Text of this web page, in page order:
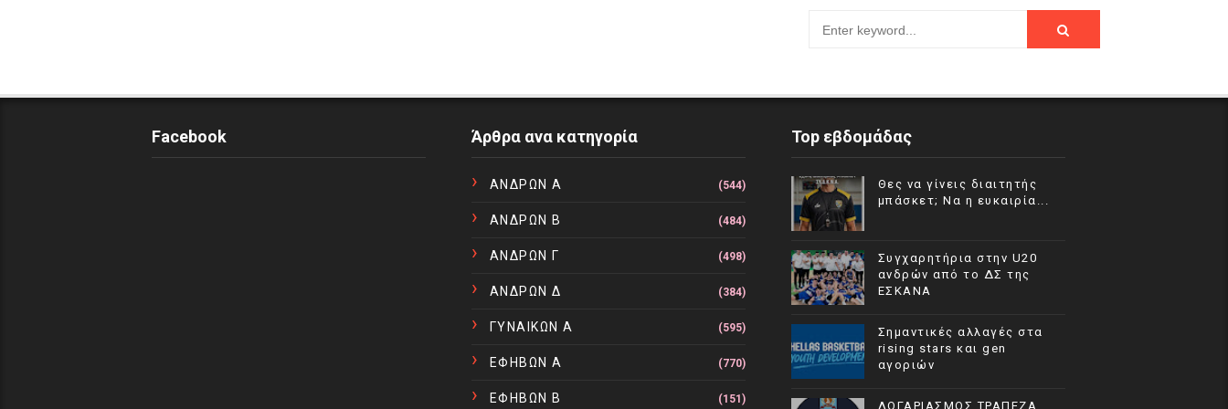
Facebook Άρθρα ανα κατηγορία
ΑΝΔΡΩΝ Α (544)
ΑΝΔΡΩΝ Β (484)
ΑΝΔΡΩΝ Γ (498)
ΑΝΔΡΩΝ Δ (384)
ΓΥΝΑΙΚΩΝ Α (595)
ΕΦΗΒΩΝ Α (770)
ΕΦΗΒΩΝ Β (151)
Top εβδομάδας
Θες να γίνεις διαιτητής
μπάσκετ; Να η ευκαιρία...
Συγχαρητήρια στην U20
ανδρών από το ΔΣ της
ΕΣΚΑΝΑ
Σημαντικές αλλαγές στα
rising stars και gen
αγοριών
ΛΟΓΑΡΙΑΣΜΟΣ ΤΡΑΠΕΖΑ